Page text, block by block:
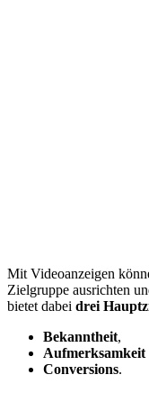
Mit Videoanzeigen
Zielgruppe ausrichten
bietet dabei drei
Bekanntheit,
Aufmerksamkeit
Conversions.